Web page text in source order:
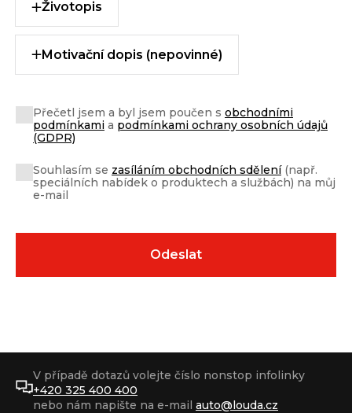
Životopis
Motivační dopis (nepovinné)
Přečetl jsem a byl jsem poučen s obchodními
podmínkami a podmínkami ochrany osobních údajů
(GDPR)
Souhlasím se zasíláním obchodních sdělení(např.
speciálních nabídek o produktech a službách) na můj
e-mail
V případě dotazů volejte číslo nonstop infolinky
+420 325 400 400
nebo nám napište na e-mail auto@louda.cz